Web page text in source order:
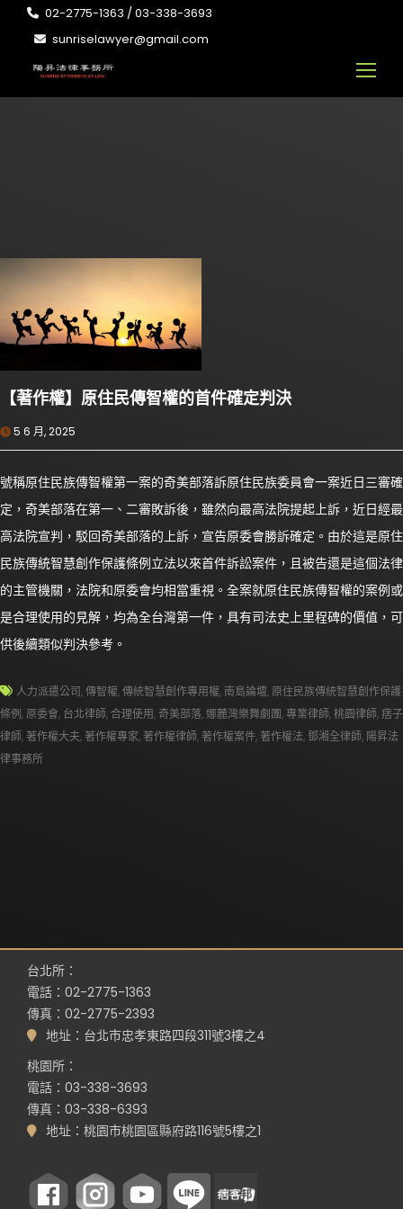
02-2775-1363 / 03-338-3693
sunriselawyer@gmail.com
【著作權】原住民傳智權的首件確定判決
5 6 月, 2025
號稱原住民族傳智權第一案的奇美部落訴原住民族委員會一案近日三審確
定，奇美部落在第一、二審敗訴後，雖然向最高法院提起上訴，近日經最
高法院宣判，駁回奇美部落的上訴，宣告原委會勝訴確定。由於這是原住
民族傳統智慧創作保護條例立法以來首件訴訟案件，且被告還是這個法律
的主管機關，法院和原委會均相當重視。全案就原住民族傳智權的案例或
是合理使用的見解，均為全台灣第一件，具有司法史上里程碑的價值，可
供後續類似判決參考。
人力派遣公司,傳智權,傳統智慧創作專用權, 南島論壇, 原住民族傳統智慧創作保護
條例,原委會, 台北律師,合理使用,奇美部落,娜麓灣樂舞劇團,專業律師,桃園律師,痞子
律師, 著作權大夫, 著作權專家, 著作權律師, 著作權案件, 著作權法, 鄧湘全律師, 陽昇法
律事務所
台北所：
電話：02-2775-1363
傳真：02-2775-2393
地址：台北市忠孝東路四段311號3樓之4
桃園所：
電話：03-338-3693
傳真：03-338-6393
地址：桃園市桃園區縣府路116號5樓之1